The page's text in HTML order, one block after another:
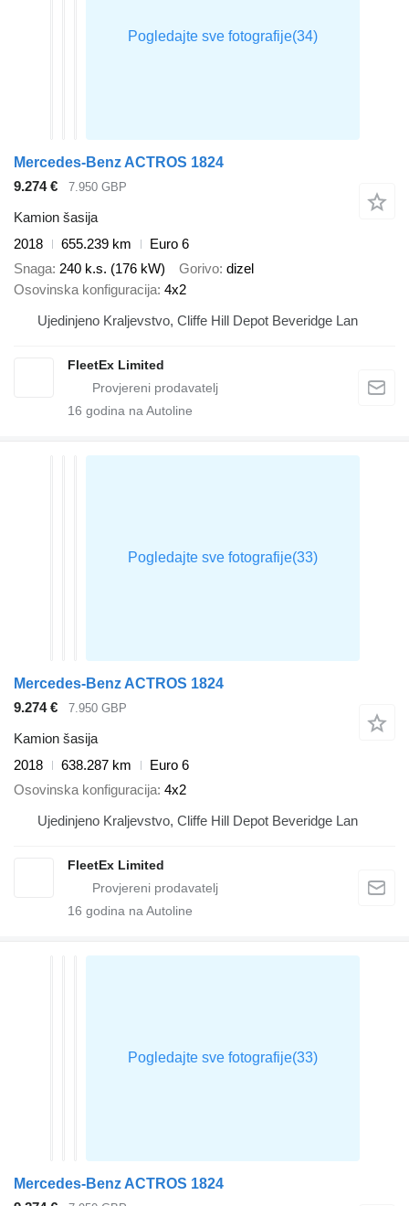
Mercedes-Benz ACTROS 1824
9.274 €
7.950 GBP
Kamion šasija
2018
655.239 km
Euro 6
Snaga 240 k.s. (176 kW) Gorivo dizel
Osovinska konfiguracija 4x2
Ujedinjeno Kraljevstvo, Cliffe Hill Depot Beveridge Lan
FleetEx Limited
16 godina na Autoline
Mercedes-Benz ACTROS 1824
9.274 €
7.950 GBP
Kamion šasija
2018
638.287 km
Euro 6
Osovinska konfiguracija 4x2
Ujedinjeno Kraljevstvo, Cliffe Hill Depot Beveridge Lan
FleetEx Limited
16 godina na Autoline
Mercedes-Benz ACTROS 1824